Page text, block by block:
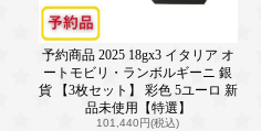
予約商品 2025 18gx3 イタリア オ
ートモビリ・ランボルギーニ 銀
貨 【3枚セット】 彩色 5ユーロ 新
品未使用【特選】
101,440円(税込)